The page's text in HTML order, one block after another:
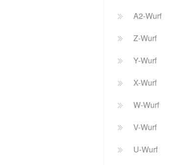
A2-Wurf
Z-Wurf
Y-Wurf
X-Wurf
W-Wurf
V-Wurf
U-Wurf